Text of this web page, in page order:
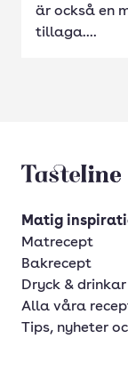
är också en
tillaga....
Tasteline
Matig
Matrecept
Bakrecept
Dryck & drinkar
Alla våra
Tips, nyheter